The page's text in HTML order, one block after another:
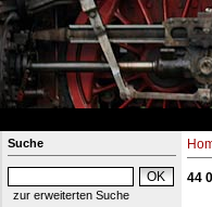
Suche
zur erweiterten Suche
44